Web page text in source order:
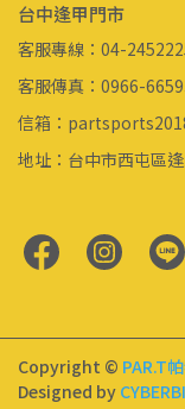
台中逢甲門市
客服專線：04-
客服傳真：0966-
信箱：
地址：台中市西屯區
Copyright © PAR.T
Designed by